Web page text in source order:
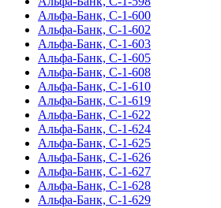
Альфа-Банк, С-1-600
Альфа-Банк, С-1-602
Альфа-Банк, С-1-603
Альфа-Банк, С-1-605
Альфа-Банк, С-1-608
Альфа-Банк, С-1-610
Альфа-Банк, С-1-619
Альфа-Банк, С-1-622
Альфа-Банк, С-1-624
Альфа-Банк, С-1-625
Альфа-Банк, С-1-626
Альфа-Банк, С-1-627
Альфа-Банк, С-1-628
Альфа-Банк, С-1-629